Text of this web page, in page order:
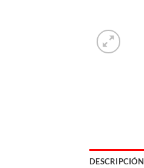
DESCRIPCIÓN